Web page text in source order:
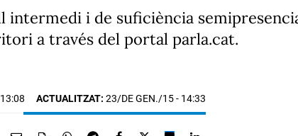
intermedi i de suficiència
a través del portal parla.cat.
ACTUALITZAT: 23/DE GEN./15 - 14:33